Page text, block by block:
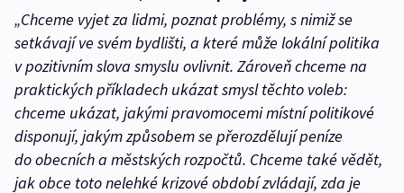
„Chceme vyjet za lidmi, poznat problémy, s nimiž se
setkávají ve svém bydlišti, a které může lokální politika
v pozitivním slova smyslu ovlivnit. Zároveň chceme na
praktických příkladech ukázat smysl těchto voleb:
chceme ukázat, jakými pravomocemi místní politikové
disponují, jakým způsobem se přerozdělují peníze
do obecních a městských rozpočtů. Chceme také vědět,
jak obce toto nelehké krizové období zvládají, zda je